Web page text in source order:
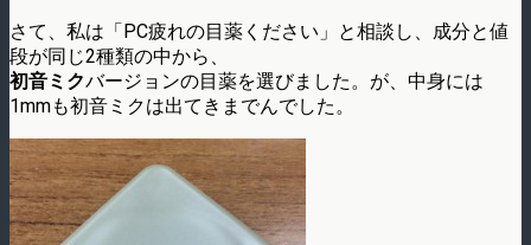
さて、私は「PC疲れの目薬ください」と相談し、成分と値
段が同じ2種類の中から、
初音ミクバージョンの目薬を選びました。が、中身には
1mmも初音ミクは出てきまでんでした。